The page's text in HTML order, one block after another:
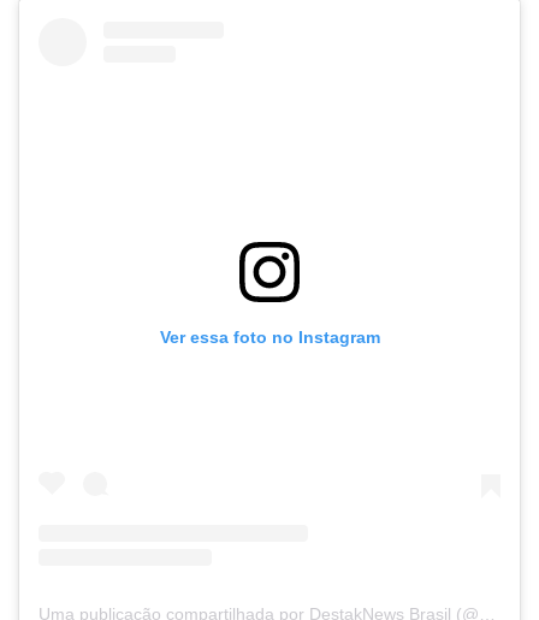
Ver essa foto no Instagram
Uma publicação compartilhada por DestakNews Brasil (@destaknewsbrasiloficial)